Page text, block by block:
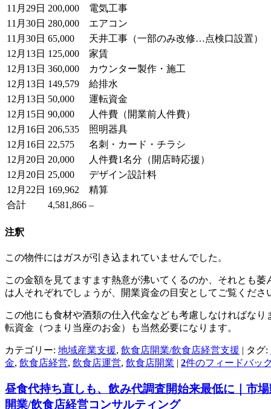
11月29日 200,000
電気工事
11月30日 280,000
エアコン
11月30日 65,000
天井工事（一部のみ改修…点検口設置）
12月13日 125,000
家賃
12月13日 360,000
カウンター製作・施工
12月13日 149,579
給排水
12月13日 50,000
運転資金
12月15日 90,000
人件費（開業前人件費）
12月16日 206,535
照明器具
12月16日 22,575
名刺・カード・チラシ
12月20日 20,000
人件費1名分（開店時応援）
12月20日 25,000
デザイン設計料
12月22日 169,962
精算
合計
4,581,866 –
注釈
この物件にはガスが引き込まれていませんでした。
この金額を見てますます熱意が沸いてくるのか、それとも萎
は人それぞれでしょうが、開業資金の目安としてご覧くださ
この他にも食材や酒類の仕入代金なども考慮しなければなり
転資金（つまり当座のお金）も当然必要になります。
カテゴリー: 地域産業支援, 飲食店開業/飲食店経営支援 | タグ:
金, 飲食店経営, 飲食店運営, 飲食店開業 | 2件のフィードバッ
昼食代持ち直しも、飲み代調査開始来最低に｜市
開業/飲食店経営コンサルティング